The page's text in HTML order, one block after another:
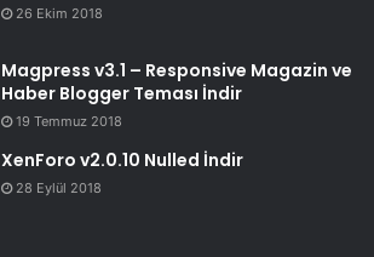
26 Ekim 2018
Magpress v3.1 – Responsive Magazin ve
Haber Blogger Teması İndir
19 Temmuz 2018
XenForo v2.0.10 Nulled İndir
28 Eylül 2018